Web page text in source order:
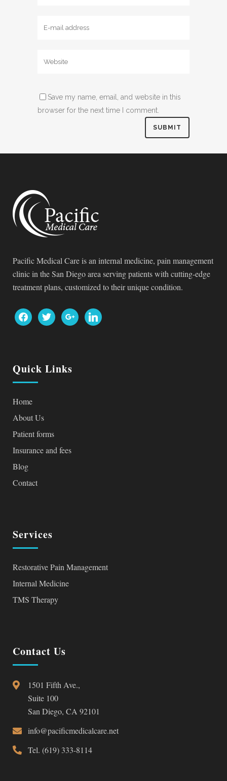
Save my name, email, and website in this
browser for the next time I comment.
Pacific Medical Care is an internal medicine, pain management
clinic in the San Diego area serving patients with cutting-edge
treatment plans, customized to their unique condition.
facebooktwitter googlelinkedin
Quick Links
Home
About Us
Patient forms
Insurance and fees
Blog
Contact
Services
Restorative Pain Management
Internal Medicine
TMS Therapy
Contact Us
1501 Fifth Ave.,
Suite 100
San Diego, CA 92101
info@pacificmedicalcare.net
Tel. (619) 333-8114